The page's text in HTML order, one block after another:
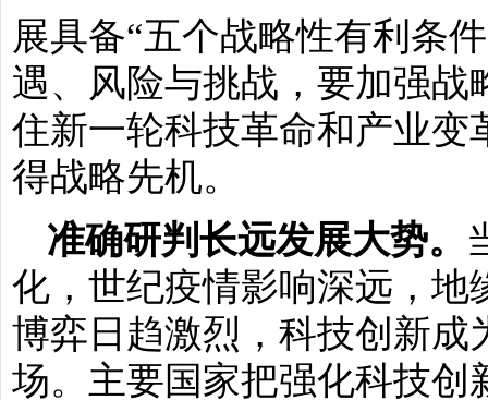
展具备“五个战略性有利条
遇、风险与挑战，要加强
住新一轮科技革命和产业
得战略先机。
准确研判长远发展大势。
化，世纪疫情影响深远，
博弈日趋激烈，科技创新成
场。主要国家把强化科技